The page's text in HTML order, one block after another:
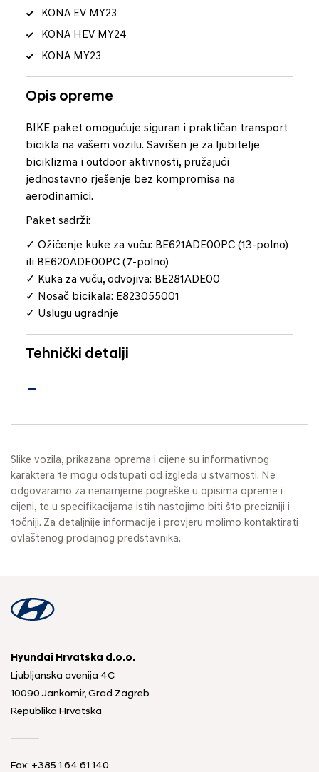
KONA EV MY23
KONA HEV MY24
KONA MY23
Opis opreme
BIKE paket omogućuje siguran i praktičan transport
bicikla na vašem vozilu. Savršen je za ljubitelje
biciklizma i outdoor aktivnosti, pružajući
jednostavno rješenje bez kompromisa na
aerodinamici.
Paket sadrži:
✓ Ožičenje kuke za vuču: BE621ADE00PC (13-polno)
ili BE620ADE00PC (7-polno)
✓ Kuka za vuču, odvojiva: BE281ADE00
✓ Nosač bicikala: E823055001
✓ Uslugu ugradnje
Tehnički detalji
Slike vozila, prikazana oprema i cijene su informativnog
karaktera te mogu odstupati od izgleda u stvarnosti. Ne
odgovaramo za nenamjerne pogreške u opisima opreme i
cijeni, te u specifikacijama istih nastojimo biti što precizniji i
točniji. Za detaljnije informacije i provjeru molimo kontaktirati
ovlaštenog prodajnog predstavnika.
Hyundai Hrvatska d.o.o.
Ljubljanska avenija 4C
10090 Jankomir, Grad Zagreb
Republika Hrvatska
Fax: +385 1 64 61 140